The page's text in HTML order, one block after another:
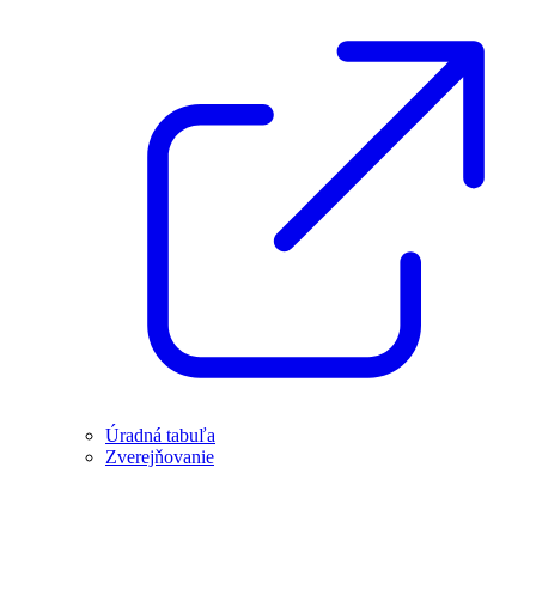
Úradná tabuľa
Zverejňovanie